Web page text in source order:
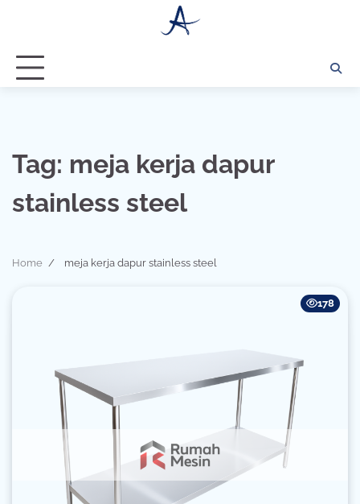
Tag: meja kerja dapur
stainless steel
Home meja kerja dapur stainless steel
178